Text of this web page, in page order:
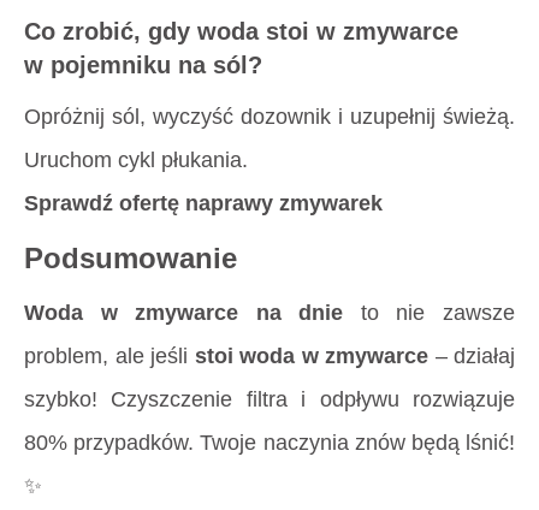
Co zrobić, gdy woda stoi w zmywarce
w pojemniku na sól?
Opróżnij sól, wyczyść dozownik i uzupełnij świeżą.
Uruchom cykl płukania.
Sprawdź ofertę naprawy zmywarek
Podsumowanie
Woda w zmywarce na dnie to nie zawsze
problem, ale jeśli stoi woda w zmywarce – działaj
szybko! Czyszczenie filtra i odpływu rozwiązuje
80% przypadków. Twoje naczynia znów będą lśnić!
✨